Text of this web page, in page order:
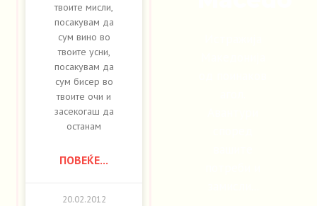
твоите мисли,
посакувам да
сум вино во
твоите усни,
посакувам да
сум бисер во
твоите очи и
засекогаш да
останам
ПОВЕЌЕ...
20.02.2012